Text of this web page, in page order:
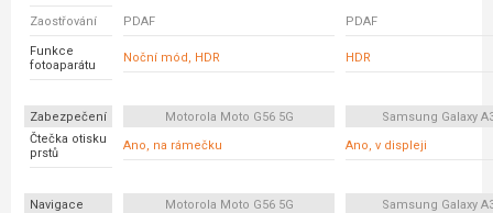
Zaostřování PDAF PDAF
Funkce
fotoaparátu
Noční mód, HDR HDR
Zabezpečení Motorola Moto G56 5G
Samsung Galaxy
Čtečka otisku
prstů
Ano, na rámečku Ano, v displeji
Navigace Motorola Moto G56 5G
Samsung Galaxy